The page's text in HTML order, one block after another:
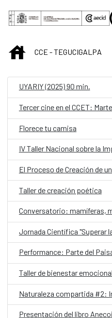
Saltar al contenido principal
INICIOCCE - TEGUCIGALPA
UYARIY (2025) 90 min.
Tercer cine en el CCET: Marte
Florece tu camisa
El Proceso de Creación de
Taller de creación poética
Performance: Parte del
Presentación del libro